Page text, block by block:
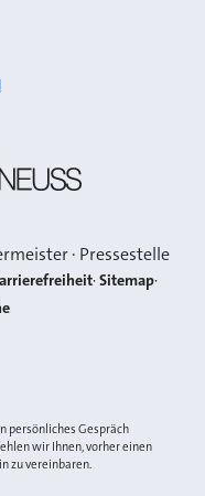
· Pressestelle
Sitemap
persönliches Gespräch
wir Ihnen, vorher einen
zu vereinbaren.